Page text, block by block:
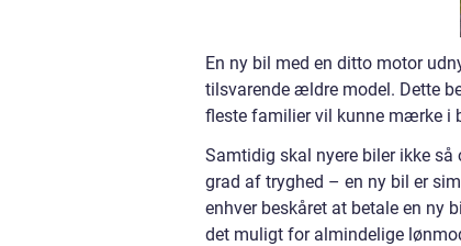
En ny bil med en ditto motor
tilsvarende ældre model. Dette
fleste familier vil kunne mærke i
Samtidig skal nyere biler ikke
grad af tryghed – en ny bil er
enhver beskåret at betale en ny
det muligt for almindelige